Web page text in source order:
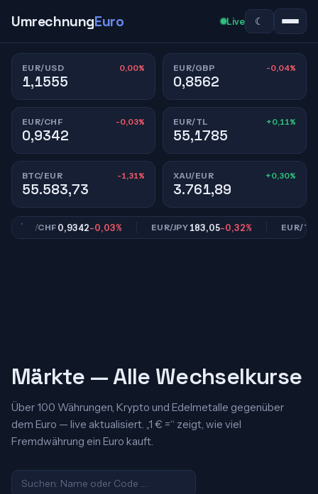
UmrechnungEuro Live ☾
EUR/USD 0,00%
1,1555
EUR/GBP -0,04%
0,8562
EUR/CHF -0,03%
0,9342
EUR/TL +0,11%
55,1785
BTC/EUR -1,31%
55.583,73
XAU/EUR +0,30%
3.761,89
CHF0,9342-0,03% EUR/JPY183,05-0,32% EUR/TL
Märkte — Alle Wechselkurse
Über 100 Währungen, Krypto und Edelmetalle gegenüber
dem Euro — live aktualisiert. „1 € =“ zeigt, wie viel
Fremdwährung ein Euro kauft.